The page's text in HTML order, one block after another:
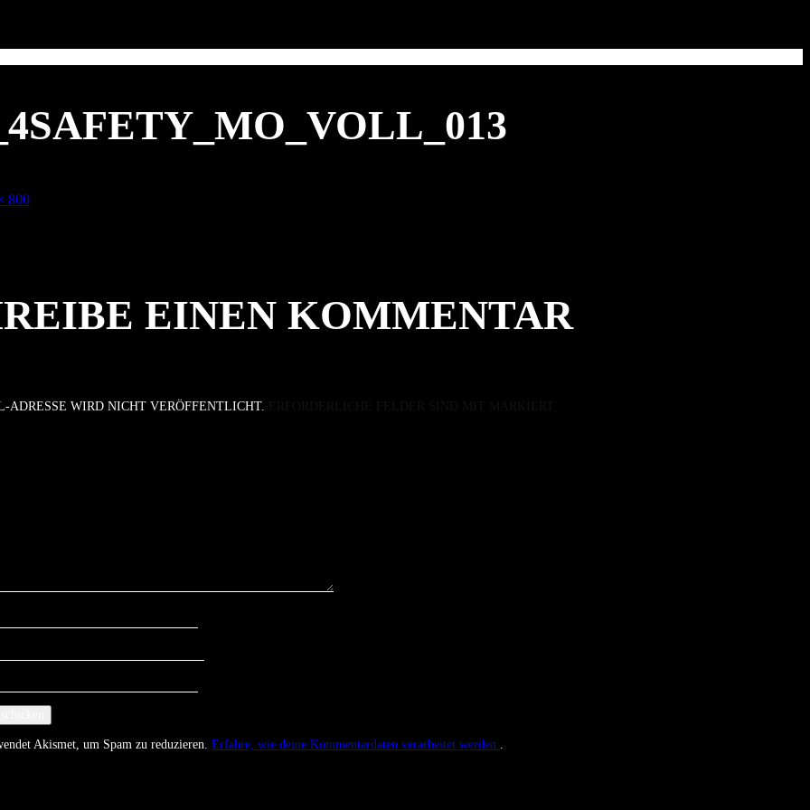
800
EINEN KOMMENTAR
ADRESSE WIRD NICHT VERÖFFENTLICHT.
Akismet, um Spam zu reduzieren. Erfahre, wie deine Kommentardaten verarbeitet werden..